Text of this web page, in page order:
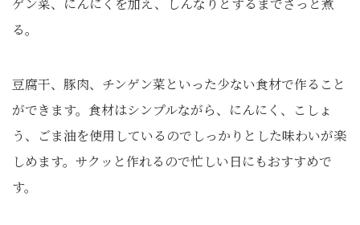
る。
豆腐干、豚肉、チンゲン菜といった少ない食材で作ること
ができます。食材はシンプルながら、にんにく、こしょ
う、ごま油を使用しているのでしっかりとした味わいが楽
しめます。サクッと作れるので忙しい日にもおすすめで
す。